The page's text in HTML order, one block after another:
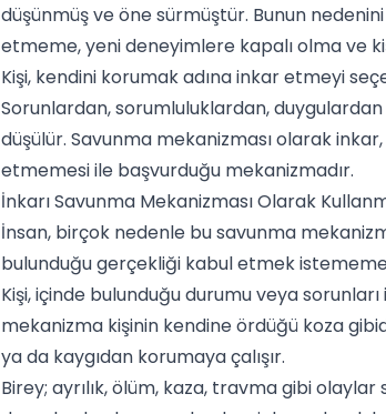
düşünmüş ve öne sürmüştür. Bunun
etmeme, yeni deneyimlere kapalı olma ve
Kişi, kendini korumak adına inkar etmeyi
Sorunlardan, sorumluluklardan,
düşülür. Savunma mekanizması olarak
etmemesi ile başvurduğu mekanizmadır.
İnkarı Savunma Mekanizması Olarak
İnsan, birçok nedenle bu savunma
bulunduğu gerçekliği kabul etmek
Kişi, içinde bulunduğu durumu veya
mekanizma kişinin kendine ördüğü koza
ya da kaygıdan korumaya çalışır.
Birey; ayrılık, ölüm, kaza, travmagibi olaylar